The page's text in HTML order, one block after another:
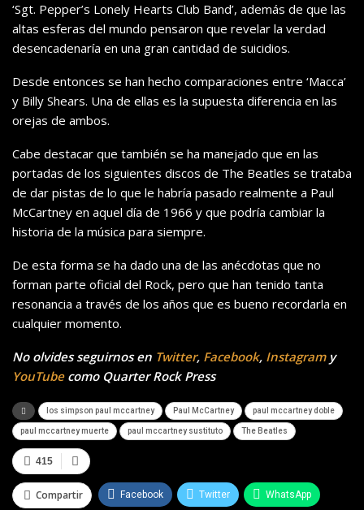
‘Sgt. Pepper’s Lonely Hearts Club Band’, además de que las
altas esferas del mundo pensaron que revelar la verdad
desencadenaría en una gran cantidad de suicidios.
Desde entonces se han hecho comparaciones entre ‘Macca’
y Billy Shears. Una de ellas es la supuesta diferencia en las
orejas de ambos.
Cabe destacar que también se ha manejado que en las
portadas de los siguientes discos de The Beatles se trataba
de dar pistas de lo que le habría pasado realmente a Paul
McCartney en aquel día de 1966 y que podría cambiar la
historia de la música para siempre.
De esta forma se ha dado una de las anécdotas que no
forman parte oficial del Rock, pero que han tenido tanta
resonancia a través de los años que es bueno recordarla en
cualquier momento.
No olvides seguirnos en Twitter, Facebook, Instagramy
YouTubecomo Quarter Rock Press
los simpson paul mccartney Paul McCartney paul mccartney doble
paul mccartney muerte paul mccartney sustituto The Beatles
415
Compartir Facebook Twitter WhatsApp